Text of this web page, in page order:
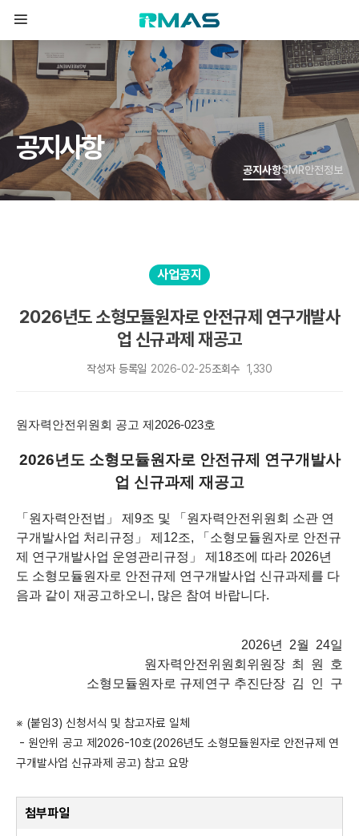
공지사항
공지사항SMR안전정보
사업공지
2026년도 소형모듈원자로 안전규제 연구개발사
업 신규과제 재공고
작성자 등록일 2026-02-25조회수 1,330
원자력안전위원회 공고 제2026-023호
2026년도 소형모듈원자로 안전규제 연구개발사
업 신규과제 재공고
「원자력안전법」 제9조 및 「원자력안전위원회 소관 연
구개발사업 처리규정」 제12조, 「소형모듈원자로 안전규
제 연구개발사업 운영관리규정」 제18조에 따라 2026년
도 소형모듈원자로 안전규제 연구개발사업 신규과제를 다
음과 같이 재공고하오니, 많은 참여 바랍니다.
2026년 2월 24일
원자력안전위원회위원장 최 원 호
소형모듈원자로 규제연구 추진단장 김 인 구
※ (붙임3) 신청서식 및 참고자료 일체
- 원안위 공고 제2026-10호(2026년도 소형모듈원자로 안전규제 연
구개발사업 신규과제 공고) 참고 요망
첨부파일